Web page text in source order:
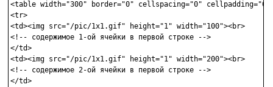
<table width="300" border="0" cellspacing="0"
<tr>
<td><img src="/pic/1x1.gif" height="1" width="100"><br>
<!-- содержимое 1-ой ячейки в первой строке -->
</td>
<td><img src="/pic/1x1.gif" height="1" width="200"><br>
<!-- содержимое 2-ой ячейки в первой строке -->
</td>